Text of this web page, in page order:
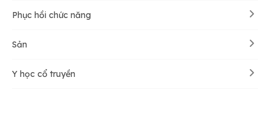
Phục hồi chức năng
Sản
Y học cổ truyền